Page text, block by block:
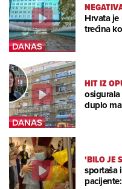
Hrvata
trećina
HIT IZ
duplo
'BILO JE
sportaša